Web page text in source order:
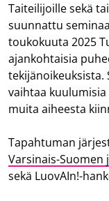
Taiteilijoille sekä
suunnattu
toukokuuta 2025
ajankohtaisia
vaihtaa
muita aiheesta
Tapahtuman
Varsinais-Suomen
sekä LuovAIn!-